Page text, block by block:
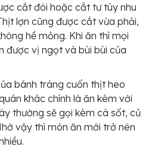
cắt đôi hoặc cắt tư tùy nhu
lợn cũng được cắt vừa phải,
hề mỏng. Khi ăn thì mọi
được vị ngọt và bùi bùi của
bánh tráng cuốn thịt heo
khác chính là ăn kèm với
thường sẽ gọi kèm cà sốt, củ
vậy thì món ăn mới trở nên